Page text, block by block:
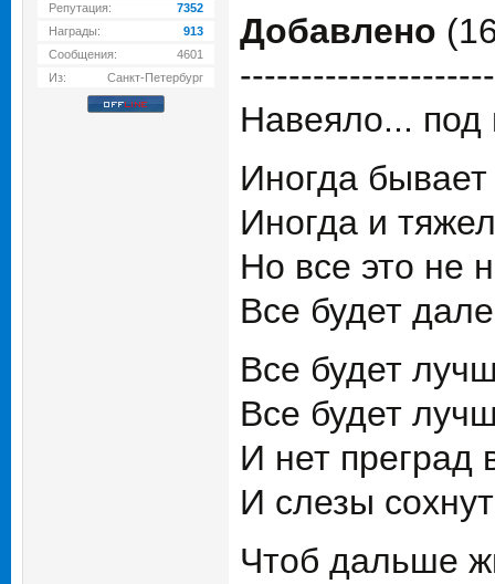
Репутация:
7352
Награды:
913
Сообщения:
4601
Из:
Санкт-Петербург
Добавлено
Навеяло...
Иногда
Иногда и
Но все это не
Все будет
Все будет
Все будет
И нет преград
И слезы
Чтоб дальше